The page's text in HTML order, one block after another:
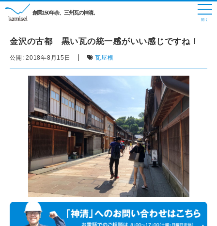
創業150年余、三州瓦の神清。
金沢の古都 黒い瓦の統一感がいい感じですね！
公開: 2018年8月15日 | 瓦屋根